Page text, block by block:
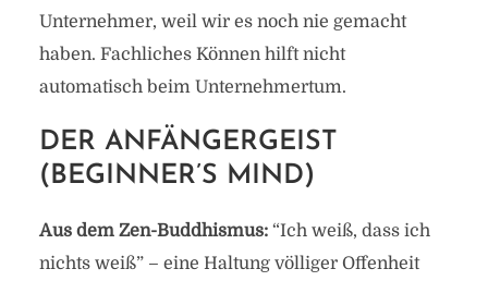
Unternehmer, weil wir es noch nie gemacht
haben. Fachliches Können hilft nicht
automatisch beim Unternehmertum.
DER ANFÄNGERGEIST
(BEGINNER’S MIND)
Aus dem Zen-Buddhismus:“Ich weiß, dass ich
nichts weiß” – eine Haltung völliger Offenheit